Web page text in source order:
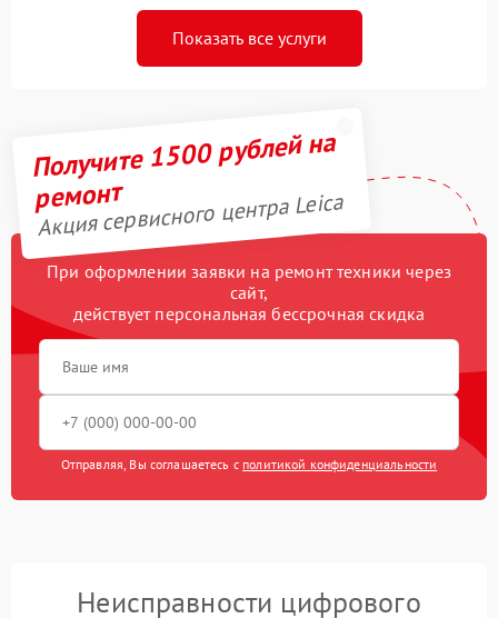
Показать все услуги
Получите 1500 рублей на
ремонт
Акция сервисного центра Leica
При оформлении заявки на ремонт техники через
сайт,
действует персональная бессрочная скидка
Отправляя, Вы соглашаетесь с политикой конфиденциальности
Неисправности цифрового